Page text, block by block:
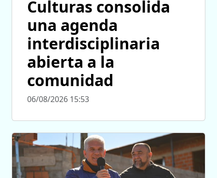
Culturas consolida
una agenda
interdisciplinaria
abierta a la
comunidad
06/08/2026 15:53